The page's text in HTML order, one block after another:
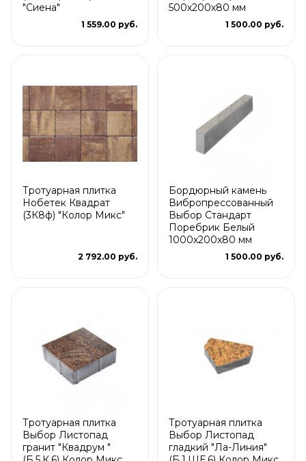
"Сиена"
1 559.00 руб.
500х200х80 мм
1 500.00 руб.
Тротуарная плитка
Нобетек Квадрат
(3К8ф) "Колор Микс"
2 792.00 руб.
Бордюрный камень
Вибропрессованный
Выбор Стандарт
Поребрик Белый
1000х200х80 мм
1 500.00 руб.
Тротуарная плитка
Выбор Листопад
гранит "Квадрум "
Тротуарная плитка
Выбор Листопад
гладкий "Ла-Линия"